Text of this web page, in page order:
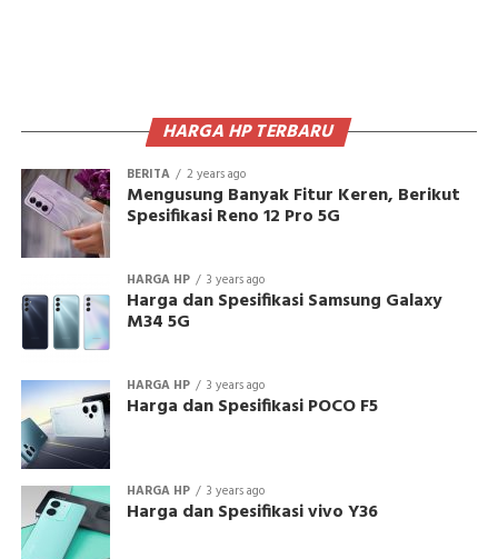
HARGA HP TERBARU
BERITA 2 years ago
Mengusung Banyak Fitur Keren, Berikut
Spesifikasi Reno 12 Pro 5G
HARGA HP 3 years ago
Harga dan Spesifikasi Samsung Galaxy
M34 5G
HARGA HP 3 years ago
Harga dan Spesifikasi POCO F5
HARGA HP 3 years ago
Harga dan Spesifikasi vivo Y36